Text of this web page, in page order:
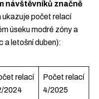
návštěvníků značně
počet relací
úseku modré zóny a
a letošní duben):
relací
2024
Počet relací
4/2025